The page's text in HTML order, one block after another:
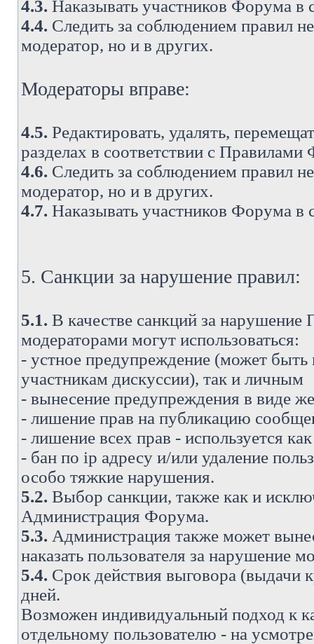
4.3. Наказывать участников Форума
4.4. Следить за соблюдением правил
модератор, но и в других.
Модераторы вправе:
4.5. Редактировать, удалять,
разделах в соответствии с
4.6. Следить за соблюдением правил
модератор, но и в других.
4.7. Наказывать участников Форума
5. Санкции за нарушение правил:
5.1. В качестве санкций за
модераторами могут использоваться:
- устное предупреждение (может
участникам дискуссии), так и личным
- вынесение предупреждения в виде
- лишение прав на публикацию
- лишение всех прав - используется
- бан по ip адресу и/или удаление
особо тяжкие нарушения.
5.2. Выбор санкции, также как и
Администрация Форума.
5.3. Администрация также может
наказать пользователя за
5.4. Срок действия выговора (выдачи
дней.
Возможен индивидуальный подход к
отдельному пользователю - на